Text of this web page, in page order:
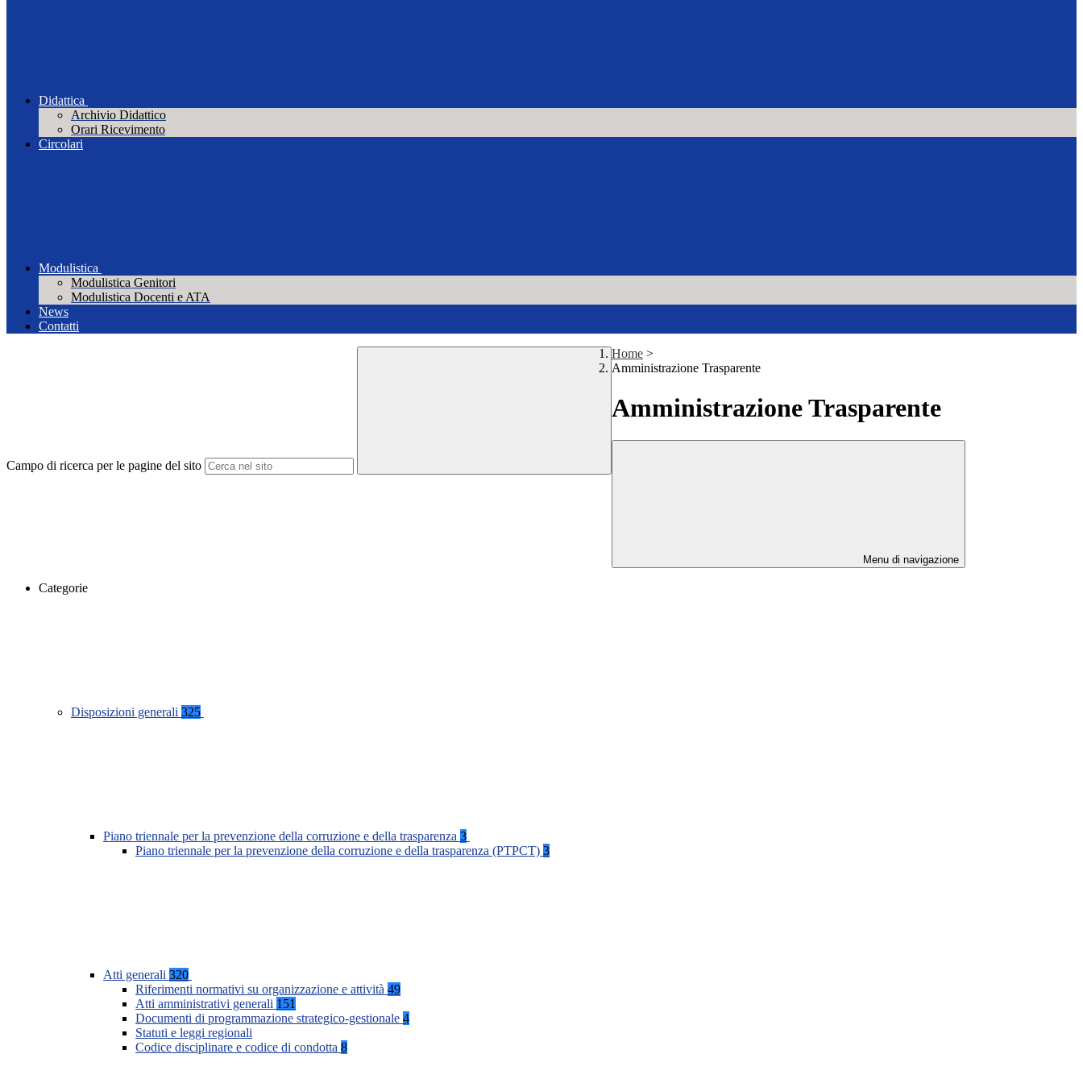
Didattica
Archivio Didattico
Orari Ricevimento
Circolari
Modulistica
Modulistica Genitori
Modulistica Docenti e ATA
News
Contatti
Campo di ricerca per le pagine del sito
Home >
Amministrazione Trasparente
Amministrazione Trasparente
Menu di navigazione
Categorie
Disposizioni generali 325
Piano triennale per la prevenzione della corruzione e della trasparenza 3
Piano triennale per la prevenzione della corruzione e della trasparenza (PTPCT) 3
Atti generali 320
Riferimenti normativi su organizzazione e attività 49
Atti amministrativi generali 151
Documenti di programmazione strategico-gestionale 4
Statuti e leggi regionali
Codice disciplinare e codice di condotta 8